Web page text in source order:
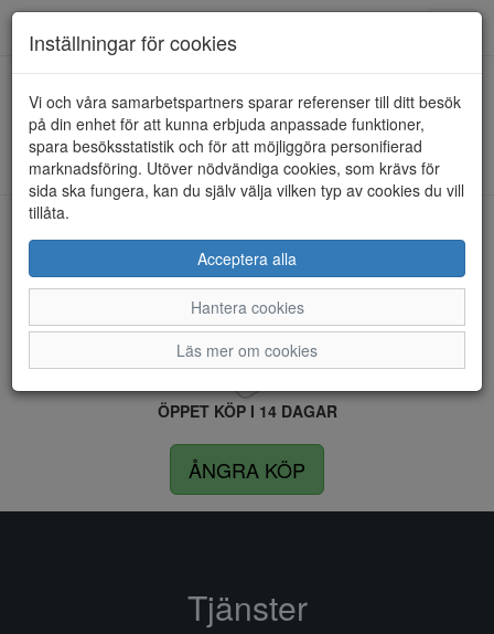
HEM BOZZINI
Kunde inte hitta några artiklar...
LEVERANS INOM 4 DAGAR INOM SVERIGE
FRI FRAKT VID KÖP ÖVER 1.500 KR
ÖPPET KÖP I 14 DAGAR
ÅNGRA KÖP
Inställningar för cookies
Vi och våra samarbetspartners sparar referenser till ditt besök
på din enhet för att kunna erbjuda anpassade funktioner,
spara besöksstatistik och för att möjliggöra personifierad
marknadsföring. Utöver nödvändiga cookies, som krävs för
sida ska fungera, kan du själv välja vilken typ av cookies du vill
tillåta.
Acceptera alla
Hantera cookies
Läs mer om cookies
Tjänster